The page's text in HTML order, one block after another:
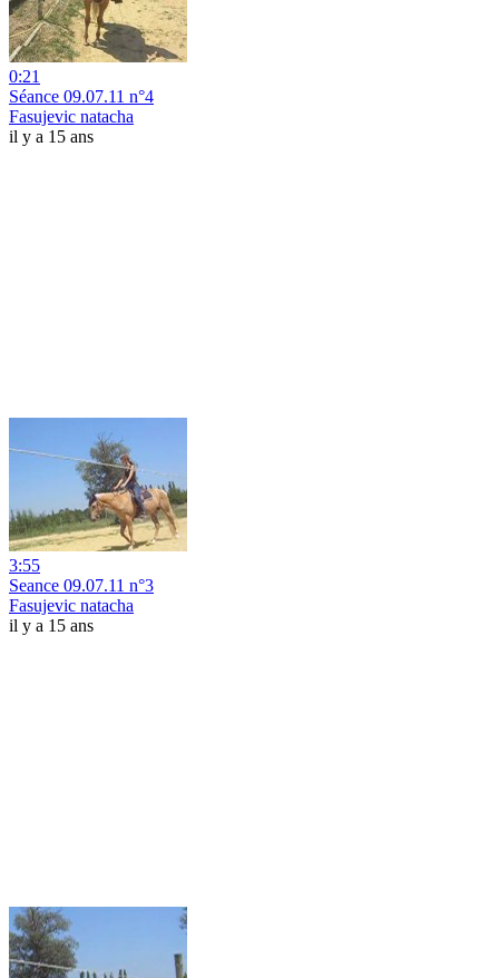
0:21
Séance 09.07.11 n°4
Fasujevic natacha
il y a 15 ans
3:55
Seance 09.07.11 n°3
Fasujevic natacha
il y a 15 ans